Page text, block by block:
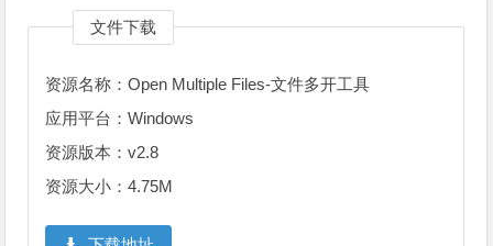
文件下载
资源名称：Open Multiple Files-文件多开工具
应用平台：Windows
资源版本：v2.8
资源大小：4.75M